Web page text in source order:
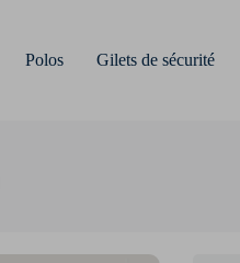
Polos Gilets de sécurité